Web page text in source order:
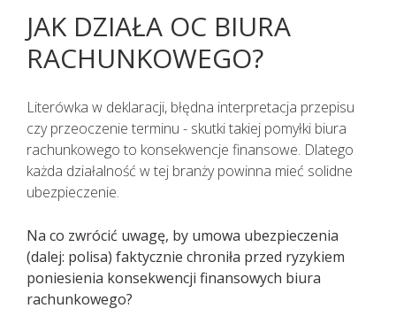
Pacjenci z objawami infekcji lub
podejrzani o zakażenie
koronawirusem SARS CoV-2
TELEFONICZNIE przełożyli poradę
JAK DZIAŁA OC BIURA
RACHUNKOWEGO?
Literówka w deklaracji, błędna interpretacja przepisu
czy przeoczenie terminu - skutki takiej pomyłki biura
rachunkowego to konsekwencje finansowe. Dlatego
każda działalność w tej branży powinna mieć solidne
ubezpieczenie.
Na co zwrócić uwagę, by umowa ubezpieczenia
(dalej: polisa) faktycznie chroniła przed ryzykiem
poniesienia konsekwencji finansowych biura
rachunkowego?